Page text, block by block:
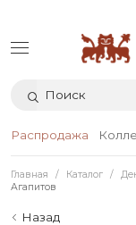
Распродажа
Главная Каталог
Агапитов
Назад